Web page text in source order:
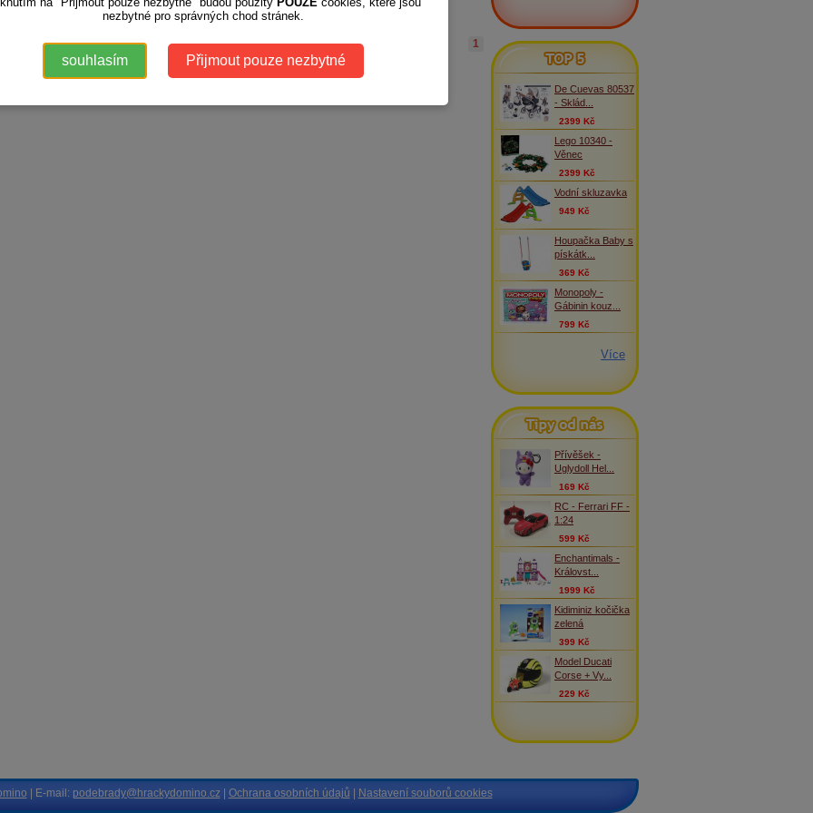
ks detail ks
produktů: 5 1 TOP 5
De Cuevas 80537
- Sklád...
2399 Kč
Lego 10340 -
Věnec
2399 Kč
Vodní skluzavka
949 Kč
Houpačka Baby s
pískátk...
369 Kč
Monopoly -
Gábinin kouz...
799 Kč
Více
Tipy od nás
Přívěšek -
Uglydoll Hel...
169 Kč
RC - Ferrari FF -
1:24
599 Kč
Enchantimals -
Královst...
1999 Kč
Kidiminiz kočička
zelená
399 Kč
Model Ducati
Corse + Vy...
229 Kč
nezbytné pro správných chod stránek.
souhlasím Přijmout pouze nezbytné
| E-mail: podebrady@hrackydomino.cz| Ochrana osobních údajů Nastavení souborů cookies